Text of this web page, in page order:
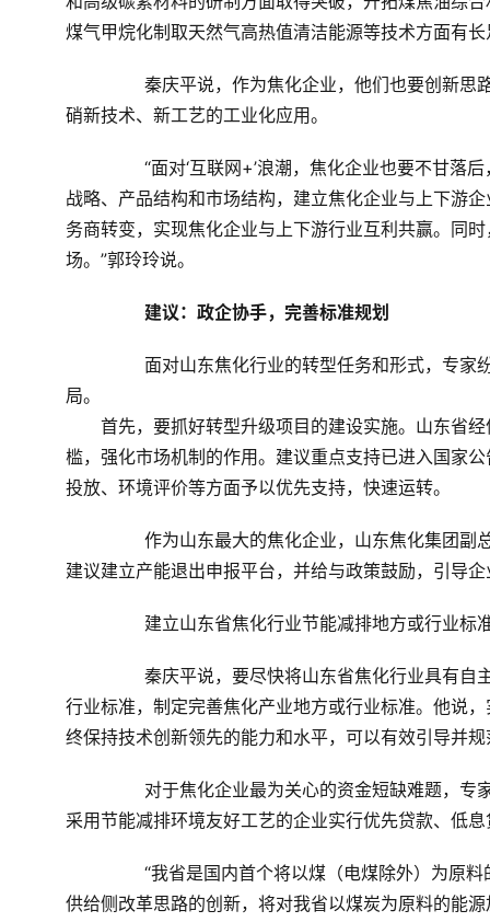
煤气甲烷化制取天然气高热值清洁能源等技术方面有
硝新技术、新工艺的工业化应用。
战略、产品结构和市场结构，建立焦化企业与上下游
务商转变，实现焦化企业与上下游行业互利共赢。同
场。”郭玲玲说。
建议：政企协手，完善标准规划
局。
首先，要抓好转型升级项目的建设实施。山东省经
槛，强化市场机制的作用。建议重点支持已进入国家
投放、环境评价等方面予以优先支持，快速运转。
建议建立产能退出申报平台，并给与政策鼓励，引导
　　建立山东省焦化行业节能减排地方或行业
行业标准，制定完善焦化产业地方或行业标准。他说
终保持技术创新领先的能力和水平，可以有效引导并
采用节能减排环境友好工艺的企业实行优先贷款、低
供给侧改革思路的创新，将对我省以煤炭为原料的能